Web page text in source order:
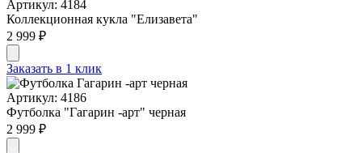
Артикул: 4184
Коллекционная кукла "Елизавета"
2 999 ₽
Заказать в 1 клик
Артикул: 4186
Футболка "Гагарин -арт" черная
2 999 ₽